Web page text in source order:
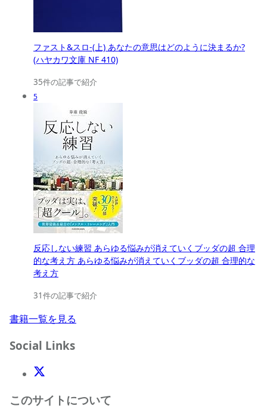
ファスト&スロ-(上) あなたの意思はどのように決まるか?
(ハヤカワ文庫 NF 410)
35件の記事で紹介
5
反応しない練習 あらゆる悩みが消えていくブッダの超 合理
的な考え方 あらゆる悩みが消えていくブッダの超 合理的な
考え方
31件の記事で紹介
書籍一覧を見る
Social Links
X(Twitter)
このサイトについて